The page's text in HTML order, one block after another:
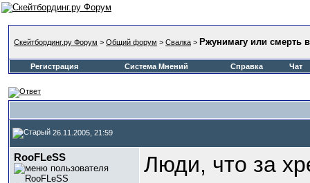
Скейтбординг.ру Форум > Общий форум > Свалка > Ржунимагу или смерть
Регистрация Система Мнений Справка Чат
26.11.2005, 21:59
RooFLeSS Люди, что за